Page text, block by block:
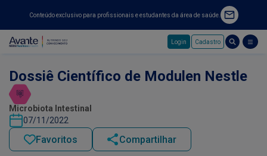
Conteúdo exclusivo para profissionais e estudantes da área de saúde.
Login Cadastro
Dossiê Científico de Modulen Nestle
Microbiota Intestinal
07/11/2022
Favoritos Compartilhar